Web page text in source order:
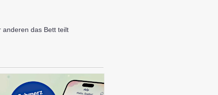
das Bett teilt